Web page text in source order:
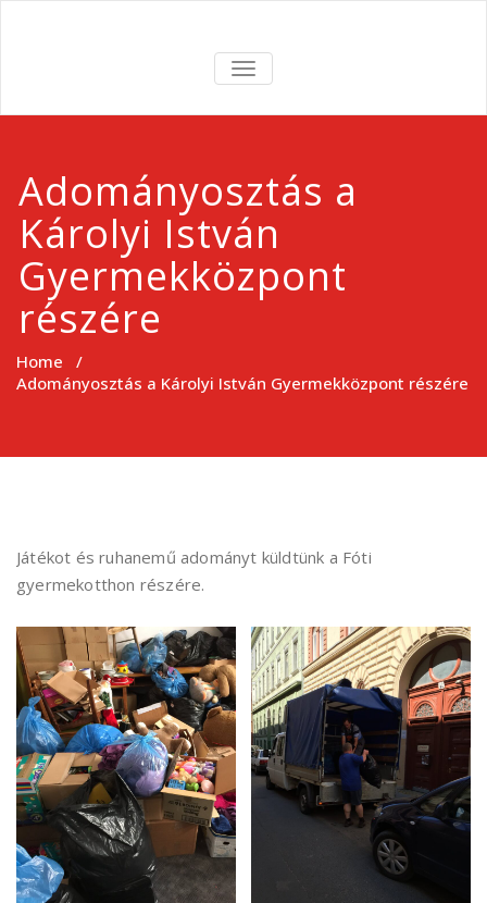
TOGGLE
NAVIGATION
Adományosztás a
Károlyi István
Gyermekközpont
részére
Home /
Adományosztás a Károlyi István Gyermekközpont részére
Játékot és ruhanemű adományt küldtünk a Fóti
gyermekotthon részére.